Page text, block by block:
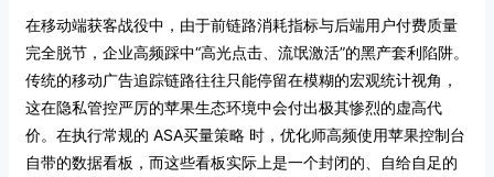
在移动端获客战役中，由于前链路消耗指标与后端用户付费质量
完全脱节，企业高频踩中“高光点击、流氓激活”的黑产套利陷阱。
传统的移动广告追踪链路往往只能停留在模糊的宏观统计视角，
这在隐私管控严厉的苹果生态环境中会付出极其惨烈的虚高代
价。在执行常规的 ASA买量策略 时，优化师高频使用苹果控制台
自带的数据看板，而这些看板实际上是一个封闭的、自给自足的